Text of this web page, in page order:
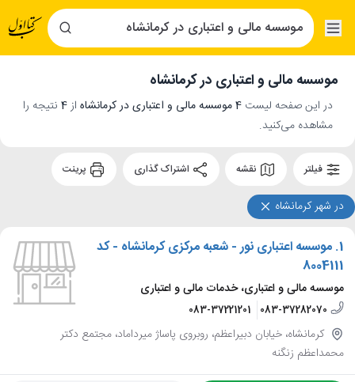
موسسه مالی و اعتباری در کرمانشاه
در این صفحه لیست 4 موسسه مالی و اعتباری در کرمانشاه از4 نتیجه را
مشاهده می‌کنید.
فیلتر نقشه
در شهر کرمانشاه
1. موسسه اعتباری نور - شعبه مرکزی کرمانشاه - کد
8004111
موسسه مالی و اعتباری، خدمات مالی و اعتباری
083-37282070
083-37221201
کرمانشاه، خیابان دبیراعظم، روبروی پاساژ میرداماد، مجتمع دکتر
محمداعظم زنگنه